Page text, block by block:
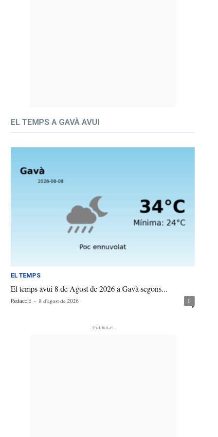
EL TEMPS A GAVÀ AVUI
EL TEMPS
El temps avui 8 de Agost de 2026 a Gavà segons...
Redacció - 8 d'agost de 2026 0
- Publicitat -